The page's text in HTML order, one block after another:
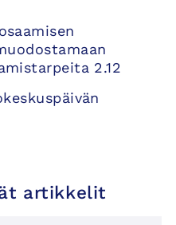
2.12
artikkelit